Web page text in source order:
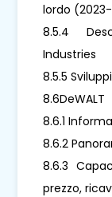
lordo
8.5.4
Industries
8.5.5
8.6DeWALT
8.6.1
8.6.2
8.6.3
prezzo,